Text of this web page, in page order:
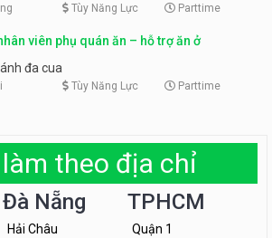
Tùy Năng Lực Parttime
viên phụ quán ăn – hỗ trợ ăn ở
đa cua
Tùy Năng Lực Parttime
theo địa chỉ
Đà Nẵng
Hải Châu
TPHCM
Quận 1